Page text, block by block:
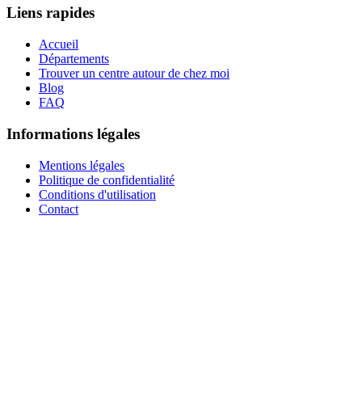
Liens rapides
Accueil
Départements
Trouver un centre autour de chez moi
Blog
FAQ
Informations légales
Mentions légales
Politique de confidentialité
Conditions d'utilisation
Contact